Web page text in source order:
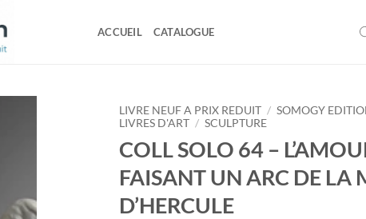
ACCUEIL CATALOGUE
LIVRE NEUF A PRIX REDUIT / SOMOGY
LIVRES D'ART / SCULPTURE
COLL SOLO 64 –
FAISANT UN ARC DE LA
D’HERCULE